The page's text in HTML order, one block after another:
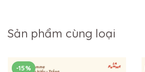
Sản phẩm cùng loại
-15%